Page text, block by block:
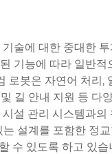
술에 대한 중대한
기능에 따라 일반
로봇은 자연어 처리
길 안내 지원 등
설 관리 시스템과
설계를 포함한 정
수 있도록 하고 있